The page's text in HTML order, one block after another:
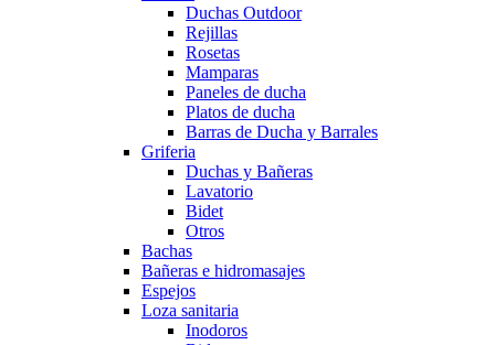
Duchas Outdoor
Rejillas
Rosetas
Mamparas
Paneles de ducha
Platos de ducha
Barras de Ducha y Barrales
Griferia
Duchas y Bañeras
Lavatorio
Bidet
Otros
Bachas
Bañeras e hidromasajes
Espejos
Loza sanitaria
Inodoros